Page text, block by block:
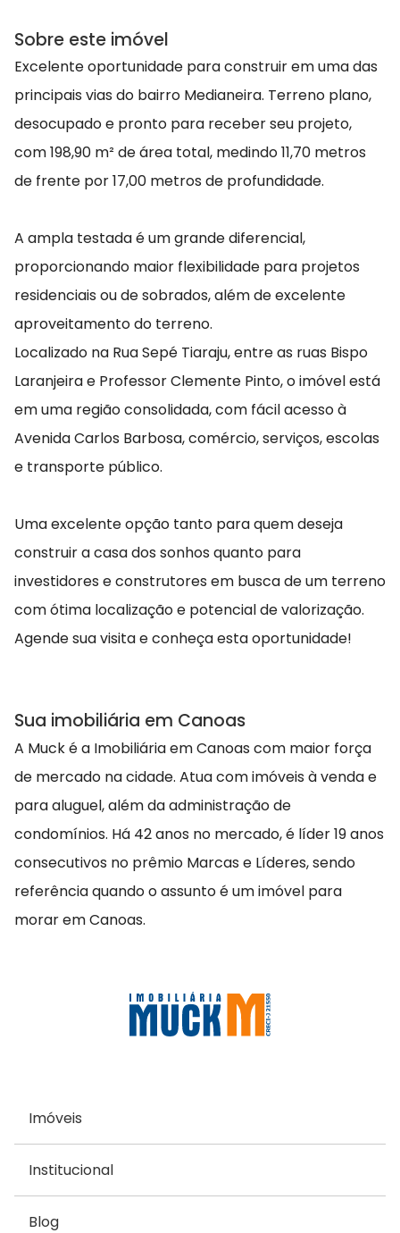
Sobre este imóvel
Excelente oportunidade para construir em uma das
principais vias do bairro Medianeira. Terreno plano,
desocupado e pronto para receber seu projeto,
com 198,90 m² de área total, medindo 11,70 metros
de frente por 17,00 metros de profundidade.
A ampla testada é um grande diferencial,
proporcionando maior flexibilidade para projetos
residenciais ou de sobrados, além de excelente
aproveitamento do terreno.
Localizado na Rua Sepé Tiaraju, entre as ruas Bispo
Laranjeira e Professor Clemente Pinto, o imóvel está
em uma região consolidada, com fácil acesso à
Avenida Carlos Barbosa, comércio, serviços, escolas
e transporte público.
Uma excelente opção tanto para quem deseja
construir a casa dos sonhos quanto para
investidores e construtores em busca de um terreno
com ótima localização e potencial de valorização.
Agende sua visita e conheça esta oportunidade!
Sua imobiliária em Canoas
A Muck é a Imobiliária em Canoas com maior força
de mercado na cidade. Atua com imóveis à venda e
para aluguel, além da administração de
condomínios. Há 42 anos no mercado, é líder 19 anos
consecutivos no prêmio Marcas e Líderes, sendo
referência quando o assunto é um imóvel para
morar em Canoas.
Imóveis
Institucional
Blog